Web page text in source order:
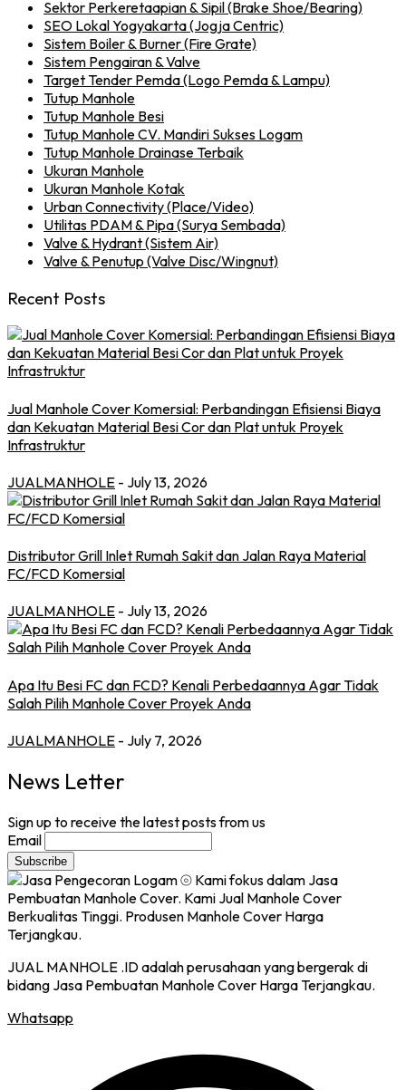
Sektor Perkeretaapian & Sipil (Brake Shoe/Bearing)
SEO Lokal Yogyakarta (Jogja Centric)
Sistem Boiler & Burner (Fire Grate)
Sistem Pengairan & Valve
Target Tender Pemda (Logo Pemda & Lampu)
Tutup Manhole
Tutup Manhole Besi
Tutup Manhole CV. Mandiri Sukses Logam
Tutup Manhole Drainase Terbaik
Ukuran Manhole
Ukuran Manhole Kotak
Urban Connectivity (Place/Video)
Utilitas PDAM & Pipa (Surya Sembada)
Valve & Hydrant (Sistem Air)
Valve & Penutup (Valve Disc/Wingnut)
Recent Posts
Jual Manhole Cover Komersial: Perbandingan Efisiensi Biaya
dan Kekuatan Material Besi Cor dan Plat untuk Proyek
Infrastruktur
JUALMANHOLE - July 13, 2026
Distributor Grill Inlet Rumah Sakit dan Jalan Raya Material
FC/FCD Komersial
JUALMANHOLE - July 13, 2026
Apa Itu Besi FC dan FCD? Kenali Perbedaannya Agar Tidak
Salah Pilih Manhole Cover Proyek Anda
JUALMANHOLE - July 7, 2026
News Letter
Sign up to receive the latest posts from us
Email
JUAL MANHOLE .ID adalah perusahaan yang bergerak di
bidang Jasa Pembuatan Manhole Cover Harga Terjangkau.
Whatsapp